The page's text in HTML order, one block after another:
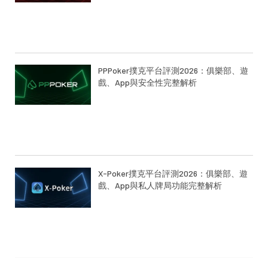
PPPoker撲克平台評測2026：俱樂部、遊
戲、App與安全性完整解析
X-Poker撲克平台評測2026：俱樂部、遊
戲、App與私人牌局功能完整解析